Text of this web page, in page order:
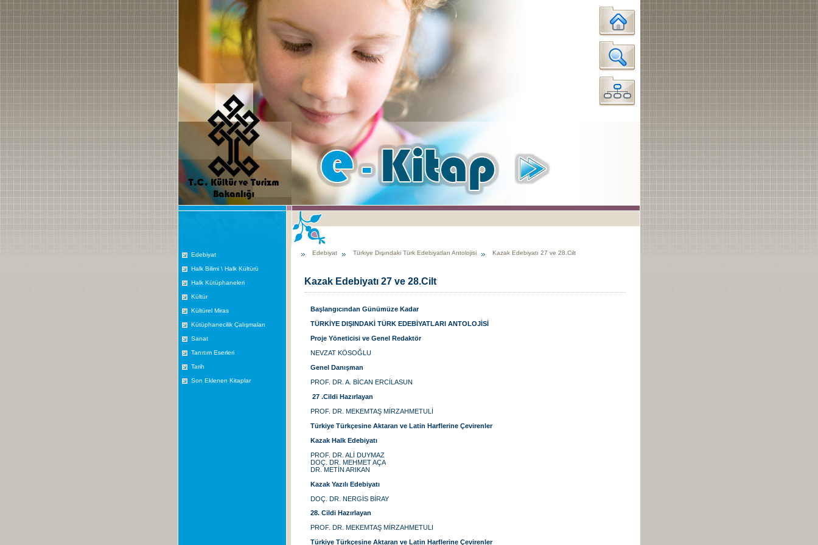
Edebiyat
Halk Bilimi \ Halk Kültürü
Halk Kütüphaneleri
Kültür
Kültürel Miras
Kütüphanecilik Çalışmaları
Sanat
Tanıtım Eserleri
Tarih
Son Eklenen Kitaplar
Edebiyat Türkiye Dışındaki Türk Edebiyatları Antolojisi Kazak Edebiyatı 27 ve 28.Cilt
Kazak Edebiyatı 27 ve 28.Cilt
Başlangıcından Günümüze Kadar
TÜRKİYE DIŞINDAKİ TÜRK EDEBİYATLARI ANTOLOJİSİ
Proje Yöneticisi ve Genel Redaktör
NEVZAT KÖSOĞLU
Genel Danışman
PROF. DR. A. BİCAN ERCİLASUN
27 .Cildi Hazırlayan
PROF. DR. MEKEMTAŞ MİRZAHMETULİ
Türkiye Türkçesine Aktaran ve Latin Harflerine Çevirenler
Kazak Halk Edebiyatı
PROF. DR. ALİ DUYMAZ
DOÇ. DR. MEHMET AÇA
DR. METİN ARIKAN
Kazak Yazılı Edebiyatı
DOÇ. DR. NERGİS BİRAY
28. Cildi Hazırlayan
PROF. DR. MEKEMTAŞ MİRZAHMETULI
Türkiye Türkçesine Aktaran ve Latin Harflerine Çevirenler